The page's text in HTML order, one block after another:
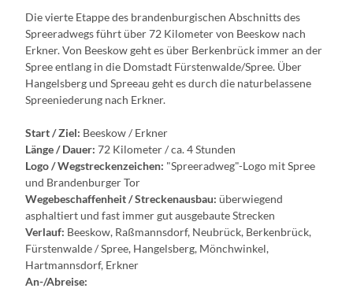
s
p
i
e
Die vierte Etappe des brandenburgischen Abschnitts des
Spreeradwegs führt über 72 Kilometer von Beeskow nach
Erkner. Von Beeskow geht es über Berkenbrück immer an der
Spree entlang in die Domstadt Fürstenwalde/Spree. Über
Hangelsberg und Spreeau geht es durch die naturbelassene
Spreeniederung nach Erkner.
Start / Ziel: Beeskow / Erkner
Länge / Dauer: 72 Kilometer / ca. 4 Stunden
Logo / Wegstreckenzeichen: "Spreeradweg"-Logo mit Spree
und Brandenburger Tor
Wegebeschaffenheit / Streckenausbau: überwiegend
asphaltiert und fast immer gut ausgebaute Strecken
Verlauf: Beeskow, Raßmannsdorf, Neubrück, Berkenbrück,
Fürstenwalde / Spree, Hangelsberg, Mönchwinkel,
Hartmannsdorf, Erkner
An-/Abreise: